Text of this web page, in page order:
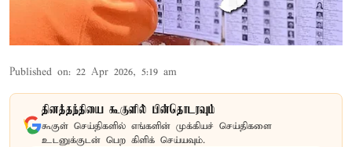
Published on: 22 Apr 2026, 5:19 am
தினத்தந்தியை கூகுளில் பின்தொடரவும்
கூகுள் செய்திகளில் எங்களின் முக்கியச் செய்திகளை
உடனுக்குடன் பெற கிளிக் செய்யவும்.